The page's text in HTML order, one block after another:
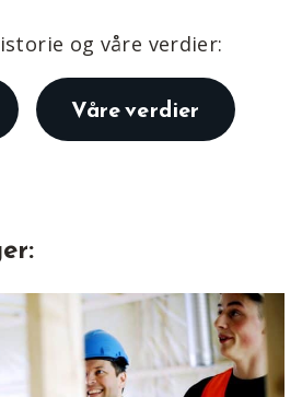
og våre verdier:
Våre verdier